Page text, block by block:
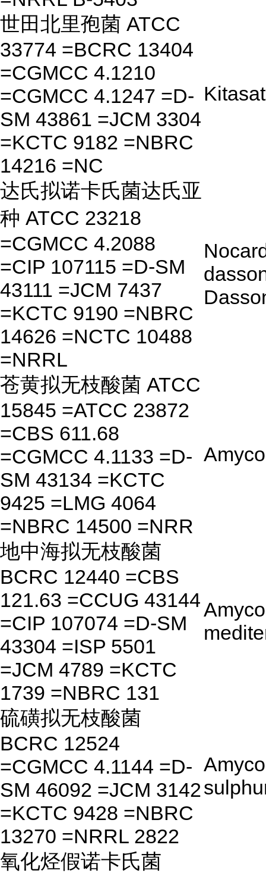
世田北里孢菌 ATCC
33774 =BCRC 13404
=CGMCC 4.1210
=CGMCC 4.1247 =D-
SM 43861 =JCM 3304
=KCTC 9182 =NBRC
14216 =NC
达氏拟诺卡氏菌达氏亚
种 ATCC 23218
=CGMCC 4.2088
=CIP 107115 =D-SM
43111 =JCM 7437
=KCTC 9190 =NBRC
14626 =NCTC 10488
=NRRL
苍黄拟无枝酸菌 ATCC
15845 =ATCC 23872
=CBS 611.68
=CGMCC 4.1133 =D-
SM 43134 =KCTC
9425 =LMG 4064
=NBRC 14500 =NRR
地中海拟无枝酸菌
BCRC 12440 =CBS
121.63 =CCUG 43144
=CIP 107074 =D-SM
43304 =ISP 5501
=JCM 4789 =KCTC
1739 =NBRC 131
硫磺拟无枝酸菌
BCRC 12524
=CGMCC 4.1144 =D-
SM 46092 =JCM 3142
=KCTC 9428 =NBRC
13270 =NRRL 2822
氧化烃假诺卡氏菌